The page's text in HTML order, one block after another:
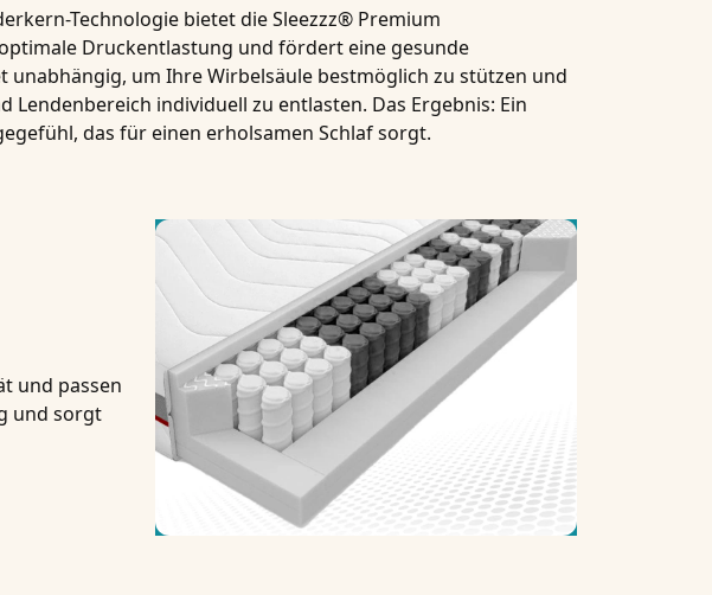
Technologie bietet die Sleezzz® Premium
Druckentlastung und fördert eine gesunde
unabhängig, um Ihre Wirbelsäule bestmöglich zu stützen und
Lendenbereich individuell zu entlasten. Das Ergebnis: Ein
das für einen erholsamen Schlaf sorgt.
und passen
und sorgt